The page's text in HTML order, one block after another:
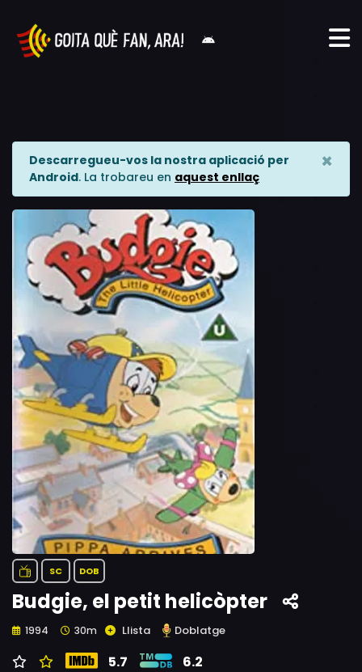
Descarregueu-vos la nostra aplicació per
Android. La trobareu en aquest enllaç
×
SC DOB
Budgie, el petit helicòpter
1994 30m Llista Doblatge
5.7 6.2